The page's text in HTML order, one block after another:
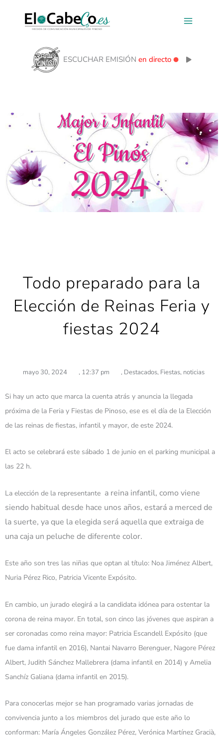
contenido
ESCUCHAR EMISIÓN en directo
Todo preparado para la
Elección de Reinas Feria y
fiestas 2024
mayo 30, 2024 , 12:37 pm , Destacados, Fiestas, noticias
Si hay un acto que marca la cuenta atrás y anuncia la llegada
próxima de la Feria y Fiestas de Pinoso, ese es el día de la Elección
de las reinas de fiestas, infantil y mayor, de este 2024.
El acto se celebrará este sábado 1 de junio en el parking municipal a
las 22 h.
La elección de la representante a reina infantil, como viene
siendo habitual desde hace unos años, estará a merced de
la suerte, ya que la elegida será aquella que extraiga de
una caja un peluche de diferente color.
Este año son tres las niñas que optan al título: Noa Jiménez Albert,
Nuria Pérez Rico, Patricia Vicente Expósito.
En cambio, un jurado elegirá a la candidata idónea para ostentar la
corona de reina mayor. En total, son cinco las jóvenes que aspiran a
ser coronadas como reina mayor: Patricia Escandell Expósito (que
fue dama infantil en 2016), Nantai Navarro Berenguer, Nagore Pérez
Albert, Judith Sánchez Mallebrera (dama infantil en 2014) y Amelia
Sanchíz Galiana (dama infantil en 2015).
Para conocerlas mejor se han programado varias jornadas de
convivencia junto a los miembros del jurado que este año lo
conforman: María Ángeles González Pérez, Verónica Martínez Gracià,